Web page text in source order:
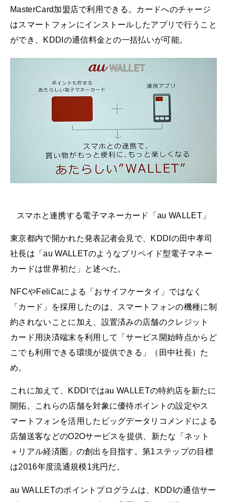
MasterCard加盟店で利用できる。カードへのチャージ
はスマートフォンにインストールしたアプリで行うこと
ができ、KDDIの通信料金との一括払いが可能。
スマホと連携する電子マネーカード「au WALLET」
東京都内で開かれた発表記者会見で、KDDIの田中孝司
社長は「au WALLETのようなプリペイド型電子マネー
カードは世界初だ」と述べた。
NFCやFeliCaによる「おサイフケータイ」ではなく
「カード」を採用したのは、スマートフォンの機種に制
約されないことに加え、設置済みの店舗のクレジット
カード用決済端末を利用して「サービス開始時点からど
こでも利用できる環境が提供できる」（田中社長）た
め。
これに加えて、KDDIではau WALLETの特約店を新たに
開拓。これらの店舗を対象に優待ポイントの設定やス
マートフォンを活用したビッグデータリコメンドによる
店舗送客などのO2Oサービスを提供、新たな「ネット
＋リアル経済圏」の創出を目指す。第1ステップの目標
は2016年度流通規模1兆円だ。
au WALLETのポイントプログラムは、KDDIの通信サー